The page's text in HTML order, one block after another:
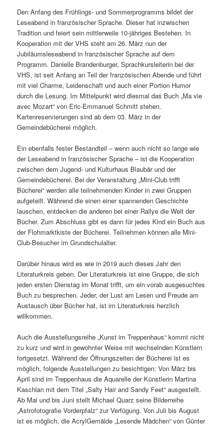
Den Anfang des Frühlings- und Sommerprogramms bildet der
Leseabend in französischer Sprache. Dieser hat inzwischen
Tradition und feiert sein mittlerweile 10-jähriges Bestehen. In
Kooperation mit der VHS steht am 26. März nun der
Jubiläumsleseabend in französischer Sprache auf dem
Programm. Danielle Brandenburger, Sprachkursleiterin bei der
VHS, ist seit Anfang an Teil der französischen Abende und führt
mit viel Charme, Leidenschaft und auch einer Portion Humor
durch die Lesung. Im Mittelpunkt wird diesmal das Buch „Ma vie
avec Mozart“ von Eric-Emmanuel Schmitt stehen.
Kartenreservierungen sind ab dem 03. März in der
Gemeindebücherei möglich.
Ein ebenfalls fester Bestandteil – wenn auch nicht so lange wie
der Leseabend in französischer Sprache – ist die Kooperation
zwischen dem Jugend- und Kulturhaus Blaubär und der
Gemeindebücherei. Bei der Veranstaltung „Mini-Club trifft
Bücherei“ werden alle teilnehmenden Kinder in zwei Gruppen
aufgeteilt. Während die einen einer spannenden Geschichte
lauschen, entdecken die anderen bei einer Rallye die Welt der
Bücher. Zum Abschluss gibt es dann für jedes Kind ein Buch aus
der Flohmarktkiste der Bücherei. Teilnehmen können alle Mini-
Club-Besucher im Grundschulalter.
Darüber hinaus wird es wie in 2019 auch dieses Jahr den
Literaturkreis geben. Der Literaturkreis ist eine Gruppe, die sich
jeden ersten Dienstag im Monat trifft, um ein vorab ausgesuchtes
Buch zu besprechen. Jeder, der Lust am Lesen und Freude am
Austausch über Bücher hat, ist im Literaturkreis herzlich
willkommen.
Auch die Ausstellungsreihe „Kunst im Treppenhaus“ kommt nicht
zu kurz und wird in gewohnter Weise mit wechselnden Künstlern
fortgesetzt. Während der Öffnungszeiten der Bücherei ist es
möglich, folgende Ausstellungen zu besichtigen: Von März bis
April sind im Treppenhaus die Aquarelle der Künstlerin Martina
Kaschlan mit dem Titel „Salty Hair and Sandy Feet“ ausgestellt.
Ab Mai und bis Juni stellt Michael Quarz seine Bilderreihe
„Astrofotografie Vorderpfalz“ zur Verfügung. Von Juli bis August
ist es möglich, die AcrylGemälde „Lesende Mädchen“ von Günter